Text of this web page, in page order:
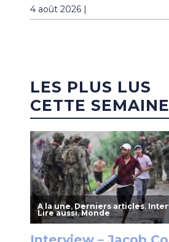
4 août 2026 |
LES PLUS LUS
CETTE SEMAINE